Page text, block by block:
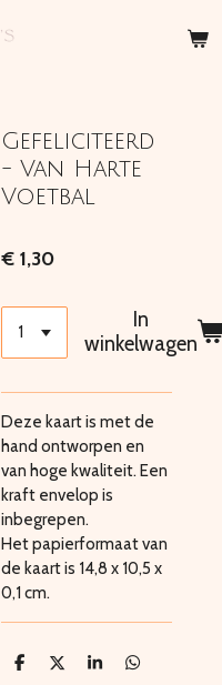
Gefeliciteerd
- Van Harte
Voetbal
€ 1,30
In
winkelwagen
Deze kaart is met de
hand ontworpen en
van hoge kwaliteit. Een
kraft envelop is
inbegrepen.
Het papierformaat van
de kaart is 14,8 x 10,5 x
0,1 cm.
D
D
S
D